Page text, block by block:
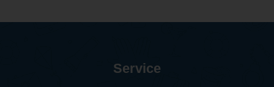
Service